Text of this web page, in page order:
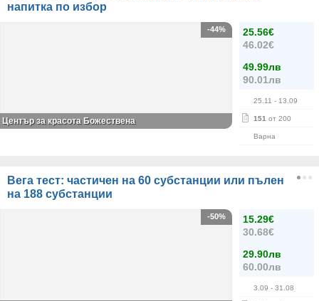
напитка по избор
25.56€
46.02€
49.99лв
90.01лв
25.11 - 13.09
151 от 200
Варна
-44%
Център за красота Божествена
Вега тест: частичен на 60 субстанции или пълен
на 188 субстанции
15.29€
30.68€
29.90лв
60.00лв
3.09 - 31.08
-50%